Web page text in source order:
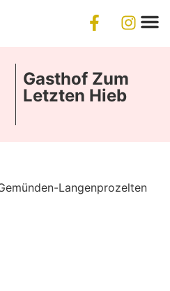
Gasthof Zum
Letzten Hieb
Langenprozelten